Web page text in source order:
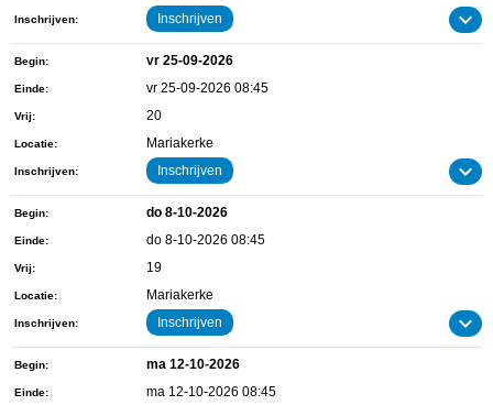
Inschrijven Inschrijven
Begin vr 25-09-2026
Einde vr 25-09-2026 08:45
Vrij 20
Locatie Mariakerke
Inschrijven Inschrijven
Begin do 8-10-2026
Einde do 8-10-2026 08:45
Vrij 19
Locatie Mariakerke
Inschrijven Inschrijven
Begin ma 12-10-2026
Einde ma 12-10-2026 08:45